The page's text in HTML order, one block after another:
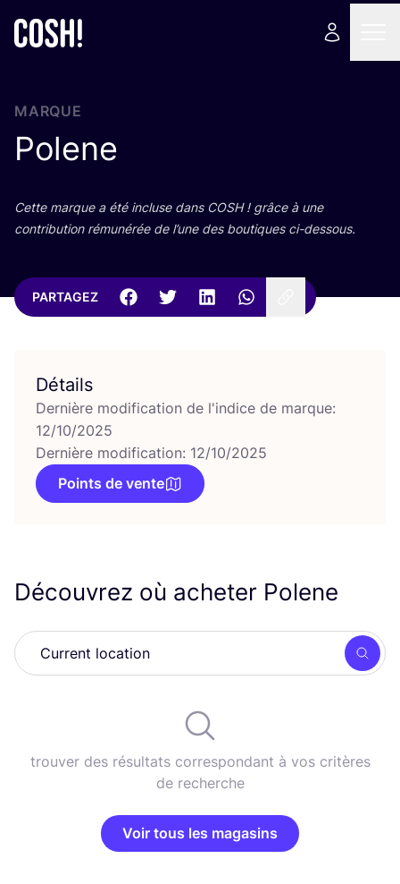
MARQUE
Polene
Cette marque a été incluse dans COSH! grâce à une
contri­bu­tion rému­né­rée de l’une des bou­tiques ci-dessous.
PARTAGEZ
Détails
Dernière modification de l'indice de marque:
12/10/2025
Dernière modification: 12/10/2025
Points de vente
Découvrez où acheter Polene
trouver des résultats correspondant à vos critères
de recherche
Voir tous les magasins